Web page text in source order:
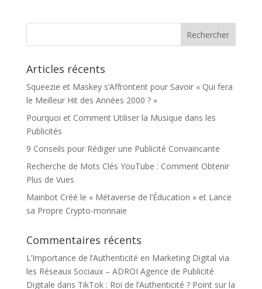
Articles récents
Squeezie et Maskey s’Affrontent pour Savoir « Qui fera
le Meilleur Hit des Années 2000 ? »
Pourquoi et Comment Utiliser la Musique dans les
Publicités
9 Conseils pour Rédiger une Publicité Convaincante
Recherche de Mots Clés YouTube : Comment Obtenir
Plus de Vues
Mainbot Créé le « Métaverse de l’Éducation » et Lance
sa Propre Crypto-monnaie
Commentaires récents
L’Importance de l’Authenticité en Marketing Digital via
les Réseaux Sociaux – ADROI Agence de Publicité
Digitale dans TikTok : Roi de l’Authenticité ? Point sur la